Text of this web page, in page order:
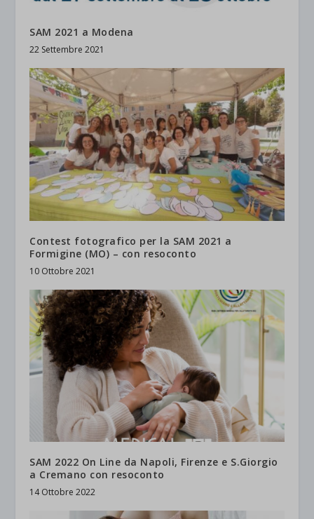
SAM 2021 a Modena
22 Settembre 2021
Contest fotografico per la SAM 2021 a
Formigine (MO) – con resoconto
10 Ottobre 2021
SAM 2022 On Line da Napoli, Firenze e S.Giorgio
a Cremano con resoconto
14 Ottobre 2022